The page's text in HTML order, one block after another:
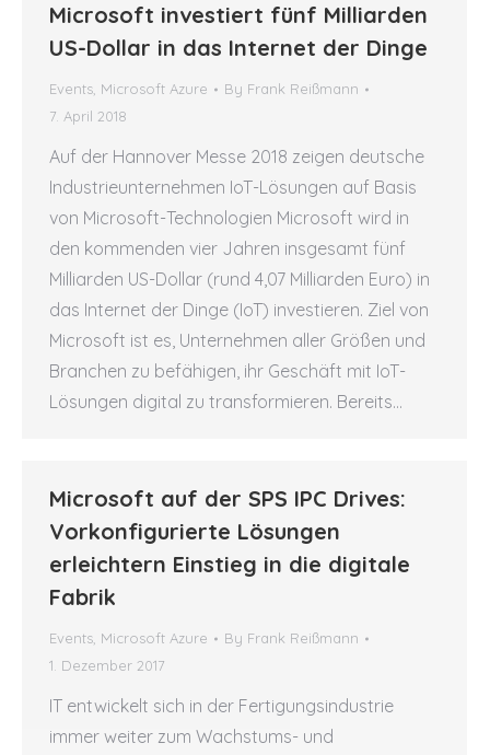
Microsoft investiert fünf Milliarden
US-Dollar in das Internet der Dinge
Events Microsoft Azure By Frank Reißmann
7. April 2018
Auf der Hannover Messe 2018 zeigen deutsche
Industrieunternehmen IoT-Lösungen auf Basis
von Microsoft-Technologien Microsoft wird in
den kommenden vier Jahren insgesamt fünf
Milliarden US-Dollar (rund 4,07 Milliarden Euro) in
das Internet der Dinge (IoT) investieren. Ziel von
Microsoft ist es, Unternehmen aller Größen und
Branchen zu befähigen, ihr Geschäft mit IoT-
Lösungen digital zu transformieren. Bereits…
Microsoft auf der SPS IPC Drives:
Vorkonfigurierte Lösungen
erleichtern Einstieg in die digitale
Fabrik
Events Microsoft Azure By Frank Reißmann
1. Dezember 2017
IT entwickelt sich in der Fertigungsindustrie
immer weiter zum Wachstums- und